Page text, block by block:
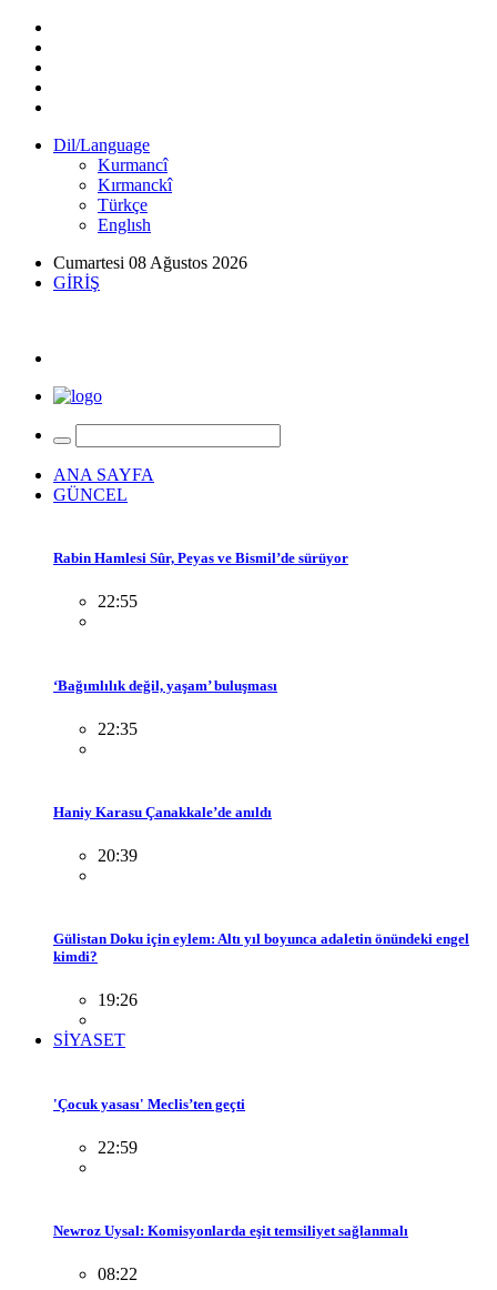
Dil/Language
Kurmancî
Kırmanckî
Türkçe
Englısh
Cumartesi 08 Ağustos 2026
GİRİŞ
ANA SAYFA
GÜNCEL
Rabin Hamlesi Sûr, Peyas ve Bismil’de sürüyor
22:55
‘Bağımlılık değil, yaşam’ buluşması
22:35
Haniy Karasu Çanakkale’de anıldı
20:39
Gülistan Doku için eylem: Altı yıl boyunca adaletin önündeki engel
kimdi?
19:26
SİYASET
'Çocuk yasası' Meclis’ten geçti
22:59
Newroz Uysal: Komisyonlarda eşit temsiliyet sağlanmalı
08:22